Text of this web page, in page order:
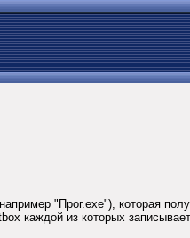
"Прог.ехе"), которая
каждой из которых